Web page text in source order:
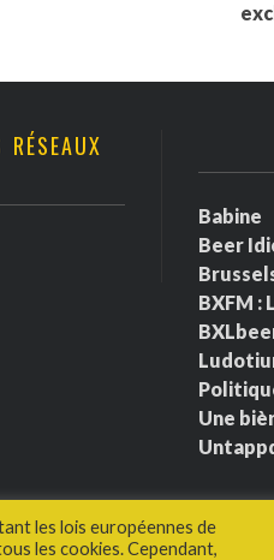
Babine
Beer
BXFM :
Une
les lois européennes de
les cookies. Cependant,